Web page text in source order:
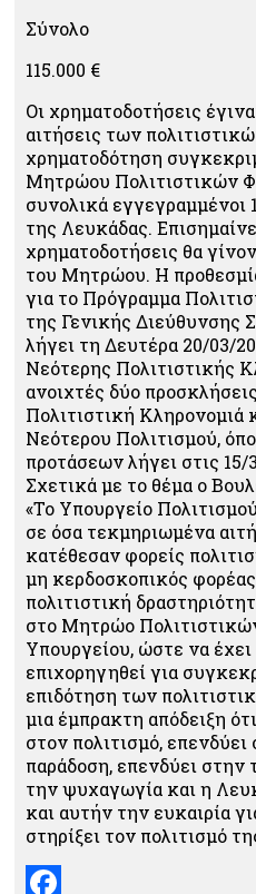
Σύνολο
115.000 €
Οι χρηματοδοτήσεις
αιτήσεις των
χρηματοδότηση
Μητρώου Πολιτιστικών
συνολικά εγγεγραμμένοι
της Λευκάδας.
χρηματοδοτήσεις θα
του Μητρώου. Η
για το Πρόγραμμα
της Γενικής Διεύθυνσης
λήγει τη Δευτέρα 20/03/
Νεότερης Πολιτιστικής
ανοιχτές δύο
Πολιτιστική Κληρονομιά
Νεότερου Πολιτισμού,
προτάσεων λήγει στις 15/
Σχετικά με το θέμα ο
«Το Υπουργείο
σε όσα τεκμηριωμένα
κατέθεσαν φορείς
μη κερδοσκοπικός φορέας
πολιτιστική
στο Μητρώο
Υπουργείου, ώστε να
επιχορηγηθεί για
επιδότηση των
μια έμπρακτη απόδειξη
στον πολιτισμό, επενδύει
παράδοση, επενδύει στην
την ψυχαγωγία και η
και αυτήν την ευκαιρία
στηρίξει τον πολιτισμό